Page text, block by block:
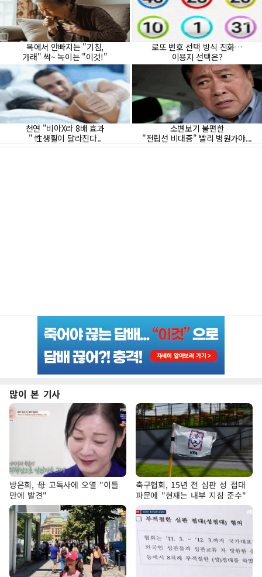
많이 본 기사
방은희, 母 고독사에 오열 "이틀
만에 발견"
축구협회, 15년 전 심판 성 접대
파문에 "현재는 내부 지침 준수"